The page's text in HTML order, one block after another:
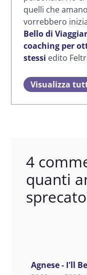
quelli che
vorrebbero
Bello di
coaching per
stessi edito
Visualizza
4
quanti
Agnese - I'll